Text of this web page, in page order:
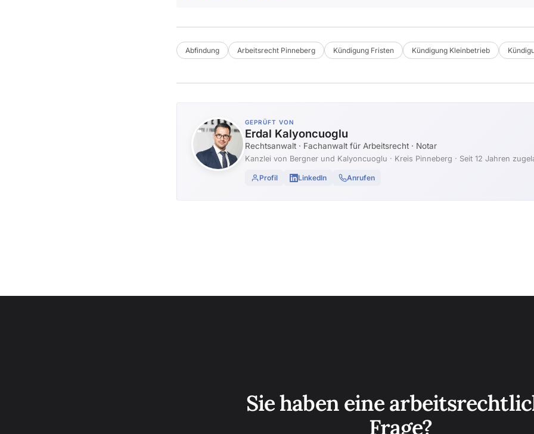
Abfindung Arbeitsrecht Pinneberg Kündigung Fristen Kündigung Kleinbetrieb
GEPRÜFT VON
Erdal Kalyoncuoglu
Rechtsanwalt · Fachanwalt für Arbeitsrecht · Notar
Kanzlei von Bergner und Kalyoncuoglu · Kreis Pinneberg · Seit 12 Jahren
Profil LinkedIn Anrufen
Sie haben eine
Frage?